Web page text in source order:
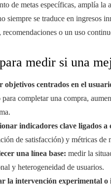
de metas específicas, amplía
siempre se traduce en ingresos
recomendaciones o un uso
medir si una
objetivos centrados en el
para completar una compra,
indicadores clave ligados a
de satisfacción) y métricas
una línea base: medir la
y heterogeneidad de usuarios.
la intervención experimental o